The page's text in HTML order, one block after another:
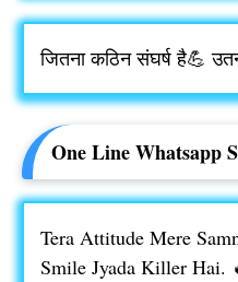
जितना कठिन संघर्ष है💪
One Line Whatsapp
Tera Attitude Mere
Smile Jyada Killer Hai.